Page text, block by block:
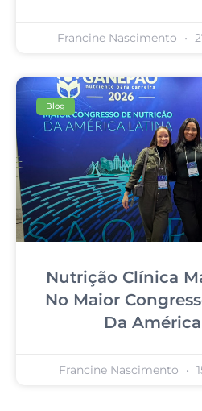
Francine Nascimento
Blog
Nutrição Clínica
No Maior
Da
Francine Nascimento